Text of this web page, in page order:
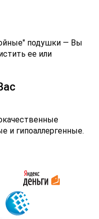
подушки — Вы
ее или
и гипоаллергенные.